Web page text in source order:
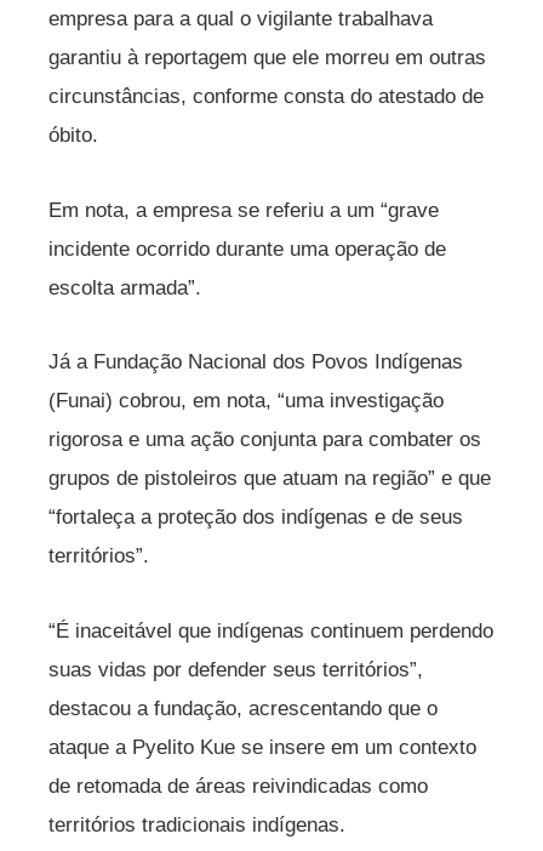
empresa para a qual o vigilante trabalhava
garantiu à reportagem que ele morreu em outras
circunstâncias, conforme consta do atestado de
óbito.
Em nota, a empresa se referiu a um “grave
incidente ocorrido durante uma operação de
escolta armada”.
Já a Fundação Nacional dos Povos Indígenas
(Funai) cobrou, em nota, “uma investigação
rigorosa e uma ação conjunta para combater os
grupos de pistoleiros que atuam na região” e que
“fortaleça a proteção dos indígenas e de seus
territórios”.
“É inaceitável que indígenas continuem perdendo
suas vidas por defender seus territórios”,
destacou a fundação, acrescentando que o
ataque a Pyelito Kue se insere em um contexto
de retomada de áreas reivindicadas como
territórios tradicionais indígenas.